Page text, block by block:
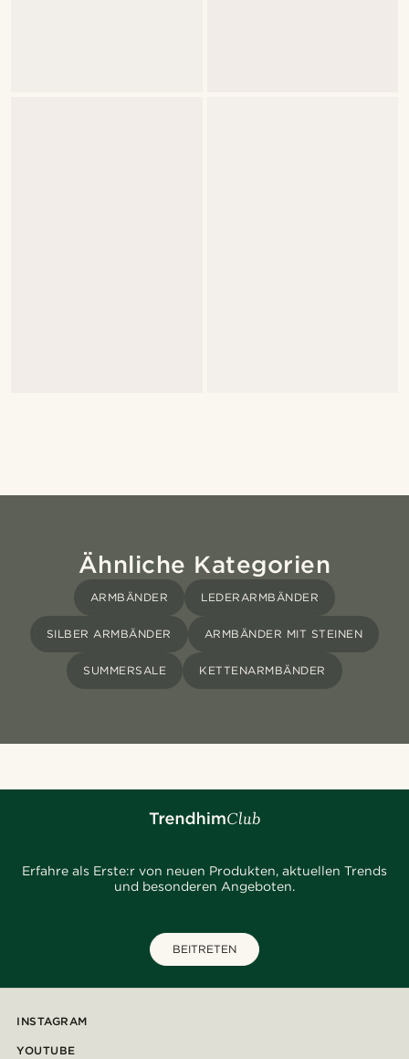
Ähnliche Kategorien
ARMBÄNDER LEDERARMBÄNDER
SILBER ARMBÄNDER ARMBÄNDER MIT STEINEN
SUMMERSALE KETTENARMBÄNDER
Erfahre als Erste:r von neuen Produkten, aktuellen Trends
und besonderen Angeboten.
BEITRETEN
INSTAGRAM
YOUTUBE